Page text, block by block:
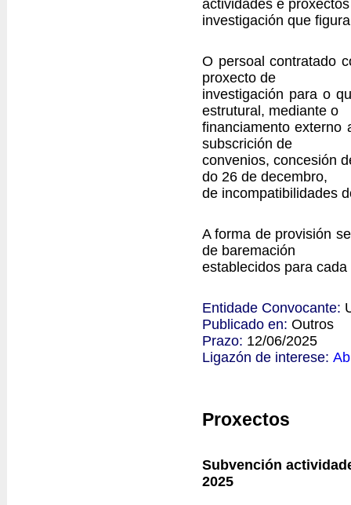
actividades e
investigación que
O persoal contratado
proxecto de
investigación para o
estrutural, mediante o
financiamento externo
subscrición de
convenios, concesión
do 26 de decembro,
de incompatibilidades
A forma de provisión
de baremación
establecidos para cada
Entidade Convocante:
Publicado en: Outros
Prazo: 12/06/2025
Ligazón de interese:
Proxectos
Subvención
2025